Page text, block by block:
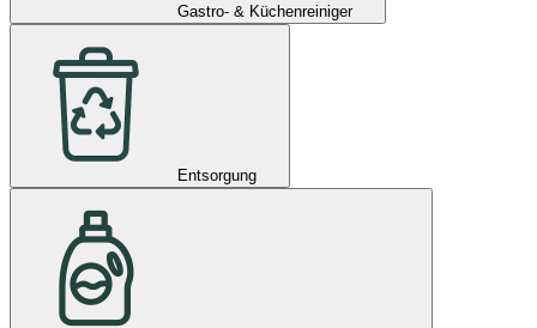
Gastro- & Küchenreiniger
Entsorgung